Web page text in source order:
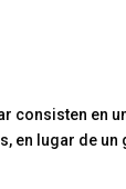
consisten en
en lugar de